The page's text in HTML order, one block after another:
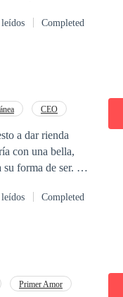
Completed
CEO
a dar rienda
con una bella,
forma de ser. Sin
Completed
Primer Amor